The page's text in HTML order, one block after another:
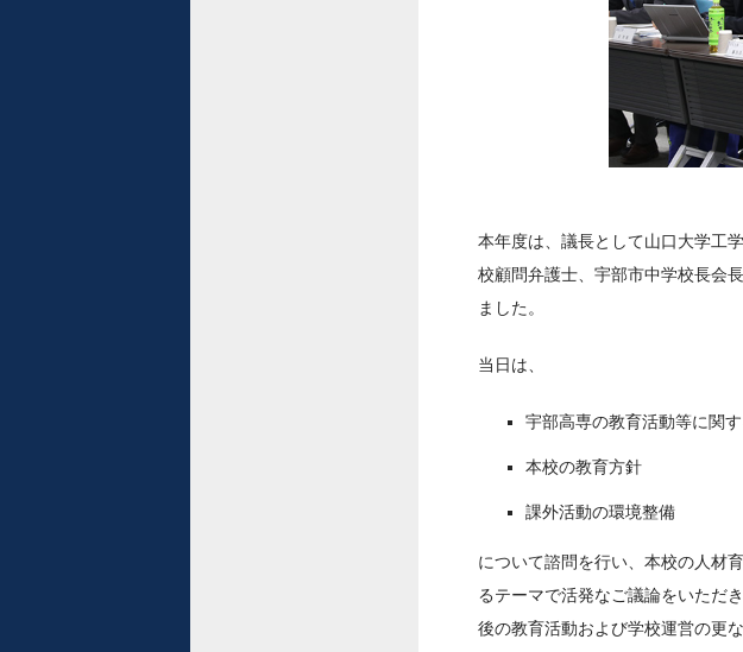
本年度は、議長として山口大学工
校顧問弁護士、宇部市中学校長会
ました。
当日は、
宇部高専の教育活動等に関
本校の教育方針
課外活動の環境整備
について諮問を行い、本校の人材
るテーマで活発なご議論をいただ
後の教育活動および学校運営の更